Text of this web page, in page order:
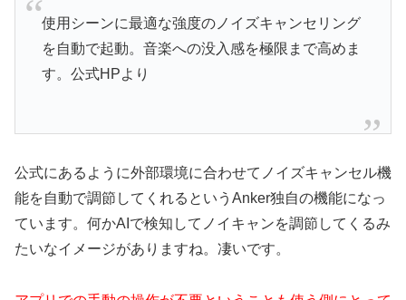
使用シーンに最適な強度のノイズキャンセリング
を自動で起動。音楽への没入感を極限まで高めま
す。公式HPより
公式にあるように外部環境に合わせてノイズキャンセル機
能を自動で調節してくれるというAnker独自の機能になっ
ています。何かAIで検知してノイキャンを調節してくるみ
たいなイメージがありますね。凄いです。